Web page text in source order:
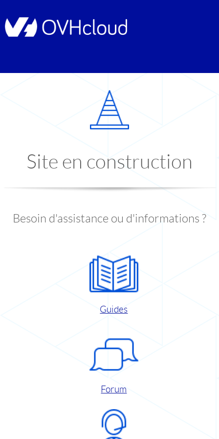
Site en construction
Besoin d'assistance ou d'informations ?
Guides
Forum